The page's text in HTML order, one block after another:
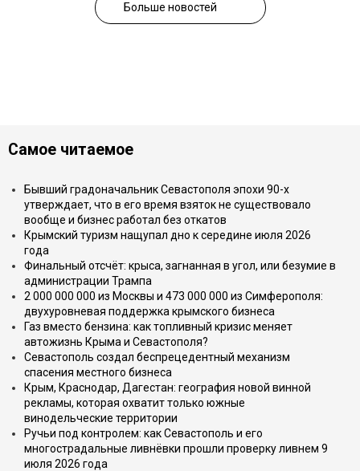
Больше новостей
Самое читаемое
Бывший градоначальник Севастополя эпохи 90-х
утверждает, что в его время взяток не существовало
вообще и бизнес работал без откатов
Крымский туризм нащупал дно к середине июля 2026
года
Финальный отсчёт: крыса, загнанная в угол, или безумие в
администрации Трампа
2 000 000 000 из Москвы и 473 000 000 из Симферополя:
двухуровневая поддержка крымского бизнеса
Газ вместо бензина: как топливный кризис меняет
автожизнь Крыма и Севастополя?
Севастополь создал беспрецедентный механизм
спасения местного бизнеса
Крым, Краснодар, Дагестан: география новой винной
рекламы, которая охватит только южные
винодельческие территории
Ручьи под контролем: как Севастополь и его
многострадальные ливнёвки прошли проверку ливнем 9
июля 2026 года